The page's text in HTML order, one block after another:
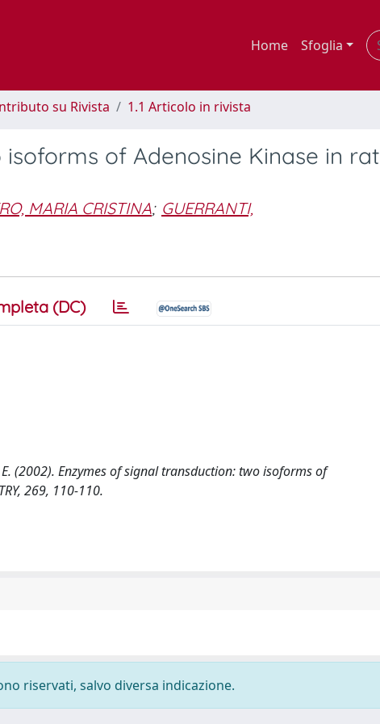
Home Sfoglia
su Rivista 1.1 Articolo in rivista
of Adenosine Kinase in rat
MARIA CRISTINA; GUERRANTI,
(DC)
(2002). Enzymes of signal transduction: two isoforms of
269, 110-110.
riservati, salvo diversa indicazione.